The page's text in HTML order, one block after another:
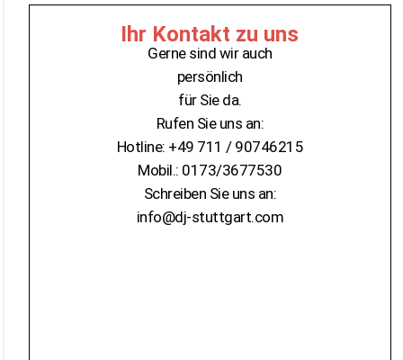
Ihr Kontakt zu uns
Gerne sind wir auch
persönlich
für Sie da.
Rufen Sie uns an:
Hotline: +49 711 / 90746215
Mobil.: 0173/3677530
Schreiben Sie uns an:
info@dj-stuttgart.com